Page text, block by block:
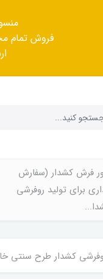
فروش تمام
فرش کشدار (سفارش
برای تولید روفرشی
کشدار طرح سنتی خاص